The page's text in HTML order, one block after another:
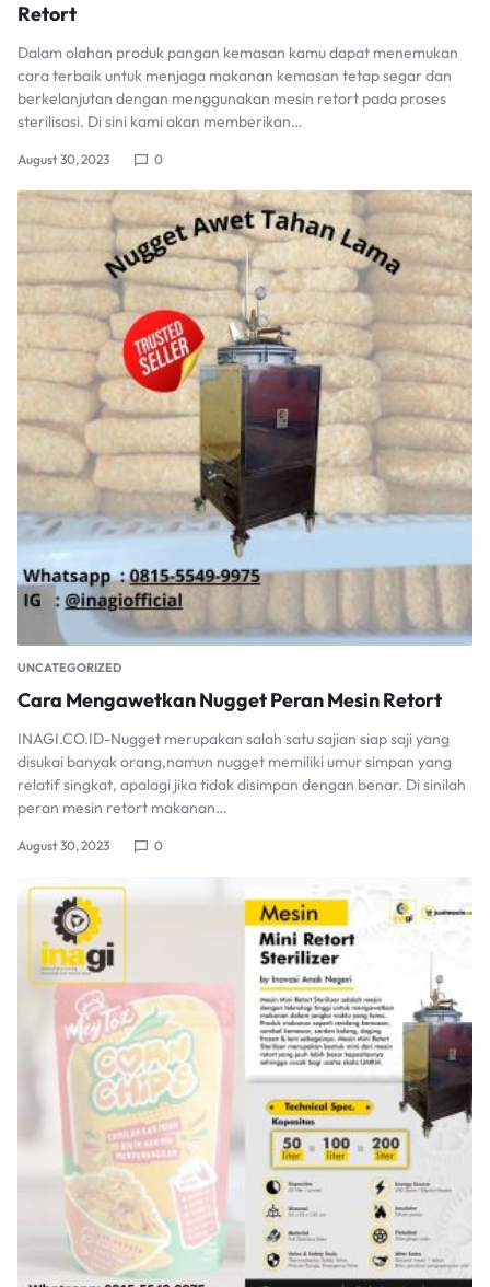
Retort
Dalam olahan produk pangan kemasan kamu dapat menemukan
cara terbaik untuk menjaga makanan kemasan tetap segar dan
berkelanjutan dengan menggunakan mesin retort pada proses
sterilisasi. Di sini kami akan memberikan…
August 30, 2023 0
UNCATEGORIZED
Cara Mengawetkan Nugget Peran Mesin Retort
INAGI.CO.ID-Nugget merupakan salah satu sajian siap saji yang
disukai banyak orang,namun nugget memiliki umur simpan yang
relatif singkat, apalagi jika tidak disimpan dengan benar. Di sinilah
peran mesin retort makanan…
August 30, 2023 0